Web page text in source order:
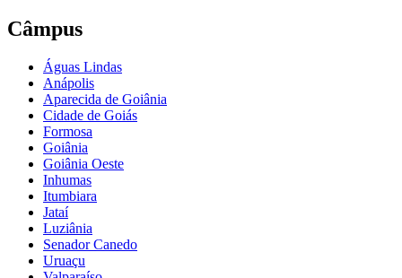
Câmpus
Águas Lindas
Anápolis
Aparecida de Goiânia
Cidade de Goiás
Formosa
Goiânia
Goiânia Oeste
Inhumas
Itumbiara
Jataí
Luziânia
Senador Canedo
Uruaçu